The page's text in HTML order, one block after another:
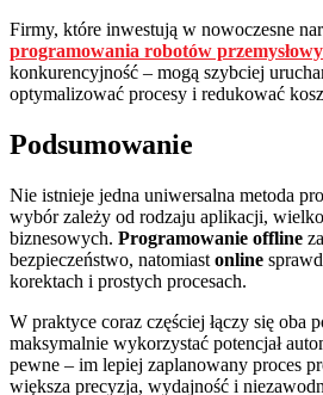
Firmy, które inwestują w nowoczesne
programowania robotów
konkurencyjność – mogą szybciej
optymalizować procesy i redukować
Podsumowanie
Nie istnieje jedna uniwersalna metoda
wybór zależy od rodzaju aplikacji,
biznesowych. Programowanie offline
bezpieczeństwo, natomiast online
korektach i prostych procesach.
W praktyce coraz częściej łączy się oba
maksymalnie wykorzystać potencjał
pewne – im lepiej zaplanowany proces
większa precyzja, wydajność i